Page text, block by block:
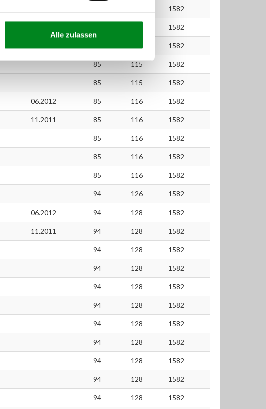
Alle zulassen
1582
1582
1582
85 115 1582
85 115 1582
06.2012 85 116 1582
11.2011 85 116 1582
85 116 1582
85 116 1582
85 116 1582
94 126 1582
06.2012 94 128 1582
11.2011 94 128 1582
94 128 1582
94 128 1582
94 128 1582
94 128 1582
94 128 1582
94 128 1582
94 128 1582
94 128 1582
94 128 1582